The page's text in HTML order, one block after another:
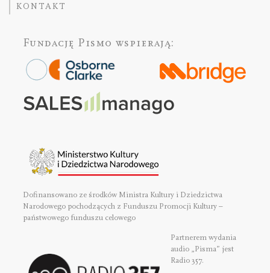
KONTAKT
Fundację Pismo wspierają:
Dofinansowano ze środków Ministra Kultury i Dziedzictwa
Narodowego pochodzących z Funduszu Promocji Kultury –
państwowego funduszu celowego
Partnerem wydania
audio „Pisma” jest
Radio 357.